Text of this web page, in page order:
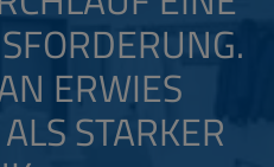
V
ERWIES S
STARKER B